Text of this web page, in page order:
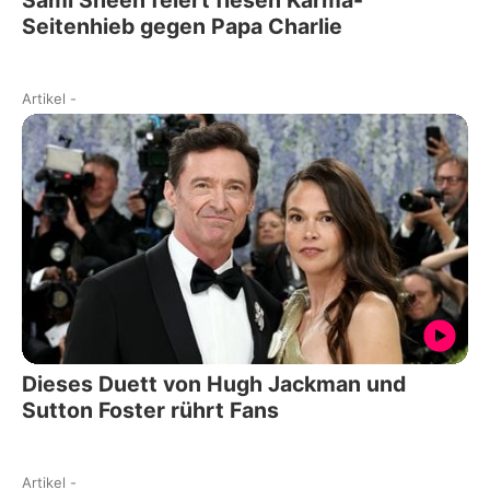
Seitenhieb gegen Papa Charlie
Artikel -
Dieses Duett von Hugh Jackman und
Sutton Foster rührt Fans
Artikel -